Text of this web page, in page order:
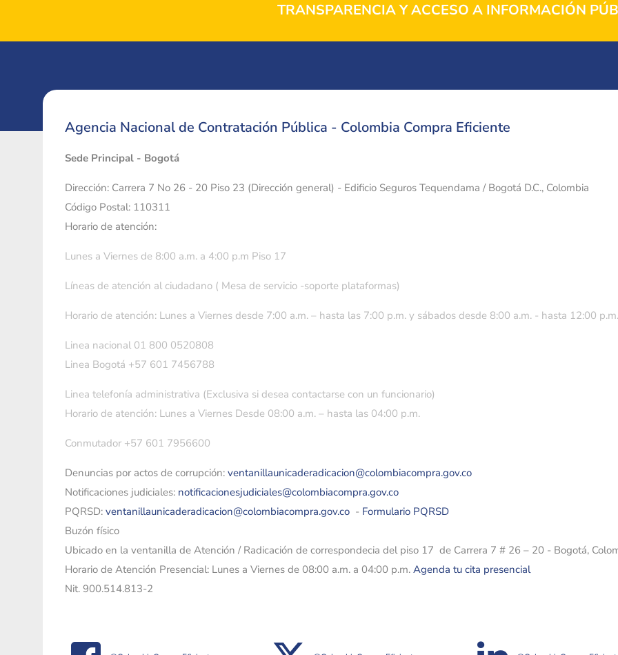
TRANSPARENCIA Y ACCESO A INFORMACIÓN
Agencia Nacional de Contratación Pública - Colombia Compra Eficiente
Sede Principal - Bogotá
Dirección: Carrera 7 No 26 - 20 Piso 23 (Dirección general) - Edificio Seguros Tequendama / Bogotá D.C., Colombia
Código Postal: 110311
Horario de atención:
Lunes a Viernes de 8:00 a.m. a 4:00 p.m Piso 17
Líneas de atención al ciudadano ( Mesa de servicio -soporte plataformas)
Horario de atención: Lunes a Viernes desde 7:00 a.m. – hasta las 7:00 p.m. y sábados desde 8:00 a.m. - hasta 12:00 p.m.
Linea nacional 01 800 0520808
Linea Bogotá +57 601 7456788
Linea telefonía administrativa (Exclusiva si desea contactarse con un funcionario)
Horario de atención: Lunes a Viernes Desde 08:00 a.m. – hasta las 04:00 p.m.
Conmutador +57 601 7956600
Denuncias por actos de corrupción: ventanillaunicaderadicacion@colombiacompra.gov.co
Notificaciones judiciales: notificacionesjudiciales@colombiacompra.gov.co
PQRSD: ventanillaunicaderadicacion@colombiacompra.gov.co - Formulario PQRSD
Buzón físico
Ubicado en la ventanilla de Atención / Radicación de correspondecia del piso 17 de Carrera 7 # 26 – 20 - Bogotá,
Horario de Atención Presencial: Lunes a Viernes de 08:00 a.m. a 04:00 p.m. Agenda tu cita presencial
Nit. 900.514.813-2